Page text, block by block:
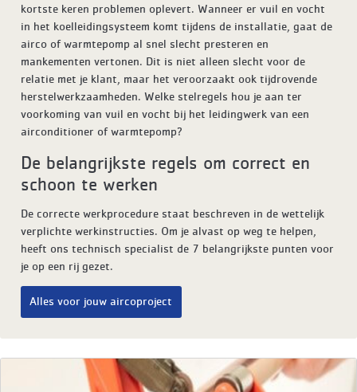
kortste keren problemen oplevert. Wanneer er vuil en vocht
in het koelleidingsysteem komt tijdens de installatie, gaat de
airco of warmtepomp al snel slecht presteren en
mankementen vertonen. Dit is niet alleen slecht voor de
relatie met je klant, maar het veroorzaakt ook tijdrovende
herstelwerkzaamheden. Welke stelregels hou je aan ter
voorkoming van vuil en vocht bij het leidingwerk van een
airconditioner of warmtepomp?
De belangrijkste regels om correct en
schoon te werken
De correcte werkprocedure staat beschreven in de wettelijk
verplichte werkinstructies. Om je alvast op weg te helpen,
heeft ons technisch specialist de 7 belangrijkste punten voor
je op een rij gezet.
Alles voor jouw aircoproject